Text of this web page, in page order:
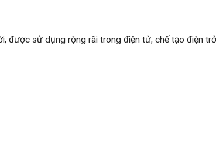
được sử dụng rộng rãi trong điện tử, chế tạo điện